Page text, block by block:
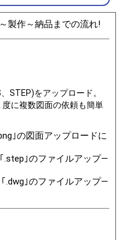
製作～納品までの流れ!
STEP)をアップロード。
に複数図面の依頼も簡単
｣の図面アップロードに
.step｣のファイルアップ―
.dwg｣のファイルアップ―